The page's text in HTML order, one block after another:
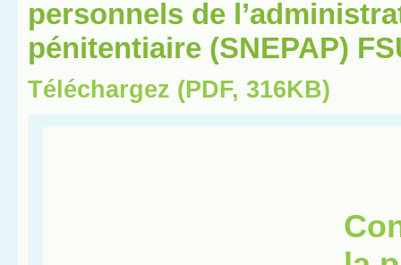
personnels de
pénitentiaire (SNEPAP)
Téléchargez (PDF, 316KB)